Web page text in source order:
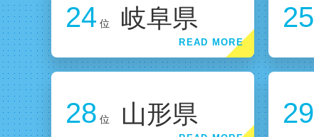
24 位 岐阜県 25
28 位 山形県 29